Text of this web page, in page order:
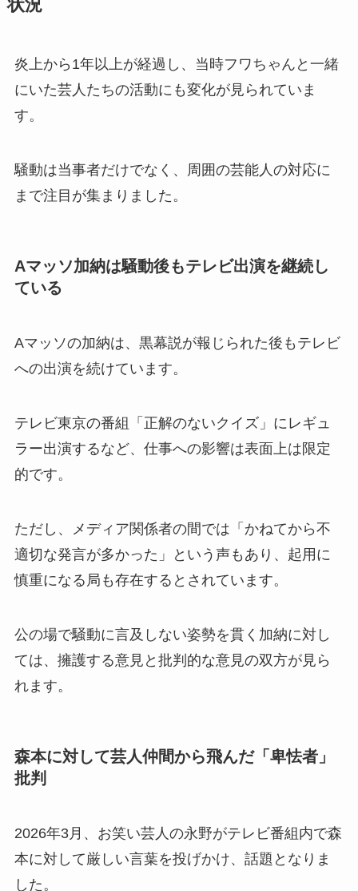
状況
炎上から1年以上が経過し、当時フワちゃんと一緒
にいた芸人たちの活動にも変化が見られていま
す。
騒動は当事者だけでなく、周囲の芸能人の対応に
まで注目が集まりました。
Aマッソ加納は騒動後もテレビ出演を継続し
ている
Aマッソの加納は、黒幕説が報じられた後もテレビ
への出演を続けています。
テレビ東京の番組「正解のないクイズ」にレギュ
ラー出演するなど、仕事への影響は表面上は限定
的です。
ただし、メディア関係者の間では「かねてから不
適切な発言が多かった」という声もあり、起用に
慎重になる局も存在するとされています。
公の場で騒動に言及しない姿勢を貫く加納に対し
ては、擁護する意見と批判的な意見の双方が見ら
れます。
森本に対して芸人仲間から飛んだ「卑怯者」
批判
2026年3月、お笑い芸人の永野がテレビ番組内で森
本に対して厳しい言葉を投げかけ、話題となりま
した。